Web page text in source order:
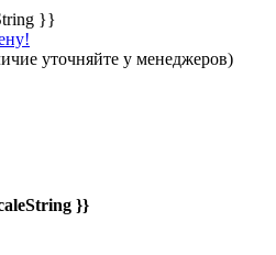
}}
уточняйте у менеджеров)
}}